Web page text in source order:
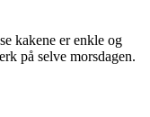
kakene er enkle og
på selve morsdagen.